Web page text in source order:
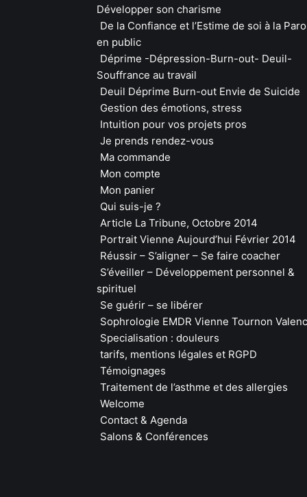
Développer son charisme
De la Confiance et l’Estime de soi à la
en public
Déprime -Dépression-Burn-out- Deuil-
Souffrance au travail
Deuil Déprime Burn-out Envie de Suicide
Gestion des émotions, stress
Intuition pour vos projets pros
Je prends rendez-vous
Ma commande
Mon compte
Mon panier
Qui suis-je ?
Article La Tribune, Octobre 2014
Portrait Vienne Aujourd’hui Février 2014
Réussir – S’aligner – Se faire coacher
S’éveiller – Développement personnel &
spirituel
Se guérir – se libérer
Sophrologie EMDR Vienne Tournon
Specialisation : douleurs
tarifs, mentions légales et RGPD
Témoignages
Traitement de l’asthme et des allergies
Welcome
Contact & Agenda
Salons & Conférences